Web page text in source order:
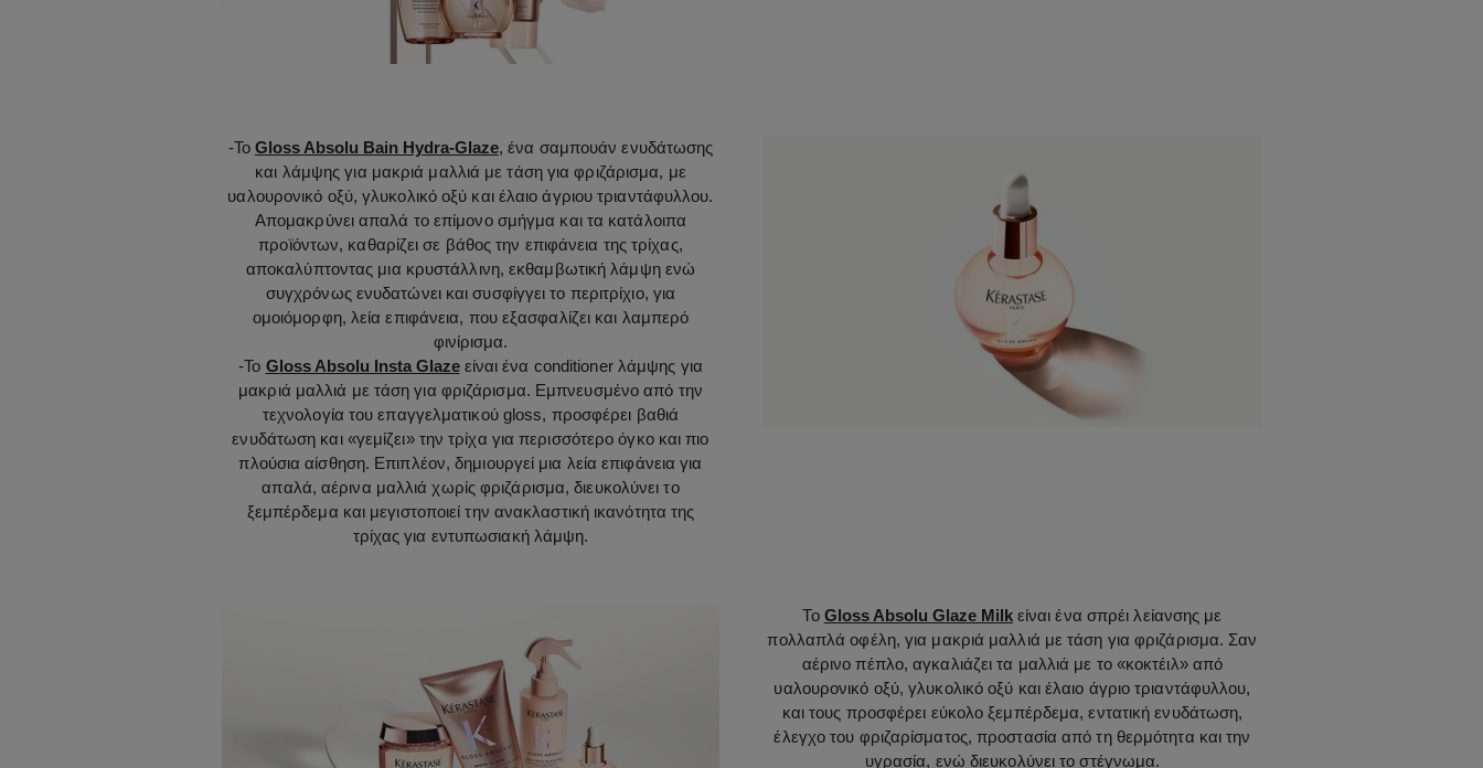
-Το Gloss Absolu Bain Hydra-Glaze, ένα σαμπουάν ενυδάτωσης
και λάμψης για μακριά μαλλιά με τάση για φριζάρισμα, με
υαλουρονικό οξύ, γλυκολικό οξύ και έλαιο άγριου τριαντάφυλλου.
Απομακρύνει απαλά το επίμονο σμήγμα και τα κατάλοιπα
προϊόντων, καθαρίζει σε βάθος την επιφάνεια της τρίχας,
αποκαλύπτοντας μια κρυστάλλινη, εκθαμβωτική λάμψη ενώ
συγχρόνως ενυδατώνει και συσφίγγει το περιτρίχιο, για
ομοιόμορφη, λεία επιφάνεια, που εξασφαλίζει και λαμπερό
φινίρισμα.
-Το Gloss Absolu Insta Glazeείναι ένα conditioner λάμψης για
μακριά μαλλιά με τάση για φριζάρισμα. Εμπνευσμένο από την
τεχνολογία του επαγγελματικού gloss, προσφέρει βαθιά
ενυδάτωση και «γεμίζει» την τρίχα για περισσότερο όγκο και πιο
πλούσια αίσθηση. Επιπλέον, δημιουργεί μια λεία επιφάνεια για
απαλά, αέρινα μαλλιά χωρίς φριζάρισμα, διευκολύνει το
ξεμπέρδεμα και μεγιστοποιεί την ανακλαστική ικανότητα της
τρίχας για εντυπωσιακή λάμψη.
Το Gloss Absolu Glaze Milkείναι ένα σπρέι λείανσης με
πολλαπλά οφέλη, για μακριά μαλλιά με τάση για φριζάρισμα. Σαν
αέρινο πέπλο, αγκαλιάζει τα μαλλιά με το «κοκτέιλ» από
υαλουρονικό οξύ, γλυκολικό οξύ και έλαιο άγριο τριαντάφυλλου,
και τους προσφέρει εύκολο ξεμπέρδεμα, εντατική ενυδάτωση,
έλεγχο του φριζαρίσματος, προστασία από τη θερμότητα και την
υγρασία, ενώ διευκολύνει το στέγνωμα.